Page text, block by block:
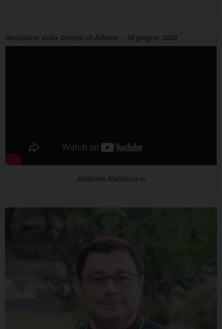
Notiziario della Diocesi di Albano – 18 giugno 2026
Archivio Notiziari >>